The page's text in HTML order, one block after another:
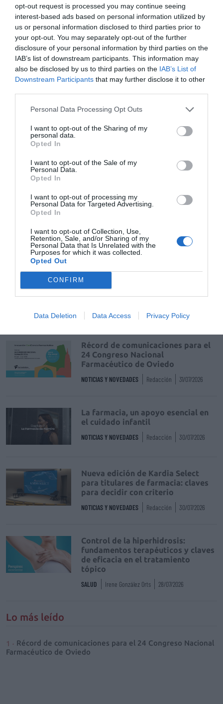
opt-out request is processed you may continue seeing
interest-based ads based on personal information utilized by
us or personal information disclosed to third parties prior to
your opt-out. You may separately opt-out of the further
disclosure of your personal information by third parties on the
IAB’s list of downstream participants. This information may
also be disclosed by us to third parties on the IAB’s List of
Downstream Participants that may further disclose it to other
Personal Data Processing Opt Outs
I want to opt-out of the Sharing of my
personal data.
Opted In
I want to opt-out of the Sale of my
Personal Data.
Opted In
I want to opt-out of processing my
Personal Data for Targeted Advertising.
Opted In
I want to opt-out of Collection, Use,
Retention, Sale, and/or Sharing of my
Personal Data that Is Unrelated with the
Purposes for which it was collected.
Opted Out
CONFIRM
Data Deletion Data Access Privacy Policy
360º Pediatrics Transparent Spray, Heliocare 360º
Pediatrics Atopic Lotion Spray y ahora Heliocare 360º
Junior Oral Sticks que estará disponible en farmacias y
parafarmacias a partir del mes de mayo.
AñadirEl Farmacéuticocomo fuente preferida
de Google de forma gratuita
fotoprotección oral
Cantabria Labs
Destacados
La venta online de medicamentos
de uso humano: seguridad y
trazabilidad
DIGITAL Isabel Marín Moral 28/07/2026
Récord de comunicaciones para el
24 Congreso Nacional
Farmacéutico de Oviedo
NOTICIAS Y NOVEDADES Redacción 31/07/2026
La farmacia, un apoyo esencial en
el cuidado infantil
NOTICIAS Y NOVEDADES Redacción 30/07/2026
Nueva edición de Kardia Select
para titulares de farmacia: claves
para decidir con criterio
NOTICIAS Y NOVEDADES Redacción 30/07/2026
Control de la hiperhidrosis:
fundamentos terapéuticos y claves
de eficacia en el tratamiento
tópico
SALUD Irene González Orts 28/07/2026
Lo más leído
Récord de comunicaciones para el 24 Congreso Nacional
Farmacéutico de Oviedo